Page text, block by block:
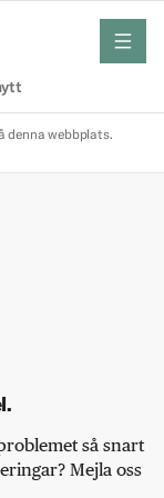
meny
denna webbplats.
så snart
Mejla oss